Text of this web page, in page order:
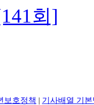
회]
보호정책 | 기사배열 기